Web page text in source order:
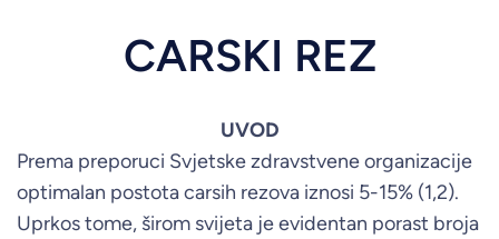
CARSKI REZ
UVOD
Prema preporuci Svjetske zdravstvene organizacije
optimalan postota carsih rezova iznosi 5-15% (1,2).
Uprkos tome, širom svijeta je evidentan porast broja